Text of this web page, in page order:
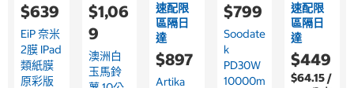
$639
EiP 奈米
2膜 IPad
類紙膜
原彩版
$1,06
9
澳洲白
玉馬鈴
速配限
區隔日
達
$897
Artika
$799
Soodate
K
PD30W
10000m
速配限
區隔日
達
$449
$64.15 /